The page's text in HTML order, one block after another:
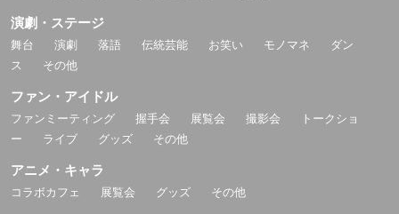
演劇・ステージ
舞台 演劇 落語 伝統芸能 お笑い モノマネ
ダン
ス
その他
ファン・アイドル
ファンミーティング 握手会 展覧会 撮影会
トークショ
ー
ライブ グッズ その他
アニメ・キャラ
コラボカフェ 展覧会 グッズ その他